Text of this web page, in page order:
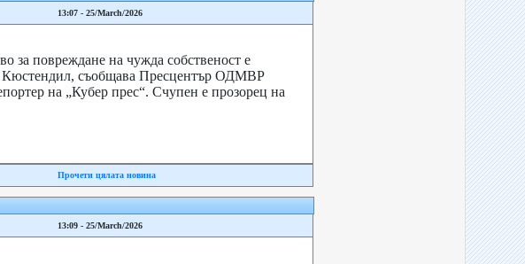
13:07 - 25/March/2026
за повреждане на чужда собственост е
Кюстендил, съобщава Пресцентър ОДМВР
на „Кубер прес“. Счупен е прозорец на
Прочети цялата новина
13:09 - 25/March/2026